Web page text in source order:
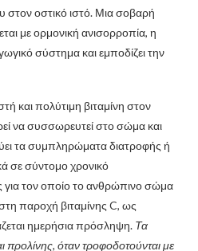
στον οστικό ιστό. Μια σοβαρή
με ορμονική ανισορροπία, η
σύστημα και εμποδίζει την
και πολύτιμη βιταμίνη στον
να συσσωρευτεί στο σώμα και
τα συμπληρώματα διατροφής ή
σε σύντομο χρονικό
για τον οποίο το ανθρώπινο σώμα
παροχή βιταμίνης C, ως
ημερήσια πρόσληψη. Τα
προλίνης, όταν τροφοδοτούνται με